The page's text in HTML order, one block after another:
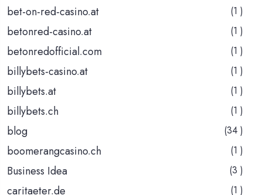
bet-on-red-casino.at (1 )
betonred-casino.at (1 )
betonredofficial.com (1 )
billybets-casino.at (1 )
billybets.at (1 )
billybets.ch (1 )
blog (34 )
boomerangcasino.ch (1 )
Business Idea (3 )
caritaeter.de (1 )